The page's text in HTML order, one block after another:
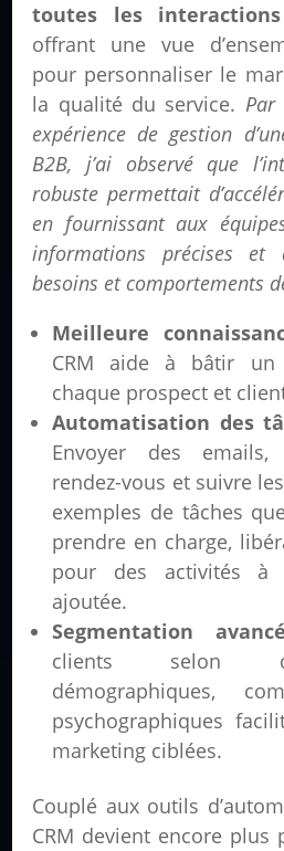
toutes les interactions
offrant une vue
pour personnaliser le
la qualité du service. Par
expérience de gestion
B2B, j’ai observé que
robuste permettait
en fournissant aux
informations précises et
besoins et comportements
Meilleure
CRM aide à bâtir
chaque prospect et
Automatisation des
Envoyer des emails,
rendez-vous et suivre
exemples de tâches
prendre en charge,
pour des activités à
ajoutée.
Segmentation
clients selon
démographiques,
psychographiques
marketing ciblées.
Couplé aux outils
CRM devient encore plus